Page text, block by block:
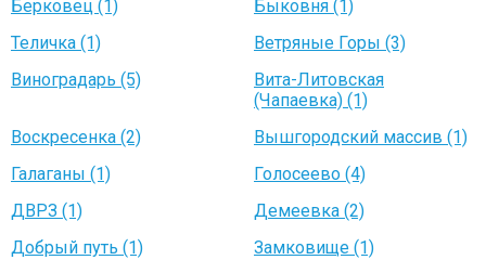
Берковец (1)
Быковня (1)
Теличка (1)
Ветряные Горы (3)
Виноградарь (5)
Вита-Литовская
(Чапаевка) (1)
Воскресенка (2)
Вышгородский массив (1)
Галаганы (1)
Голосеево (4)
ДВРЗ (1)
Демеевка (2)
Добрый путь (1)
Замковище (1)